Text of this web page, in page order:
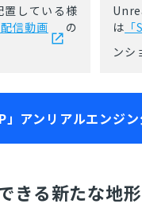
している様
信動画
の
は
ンシ
」アンリアルエンジ
きる新たな地